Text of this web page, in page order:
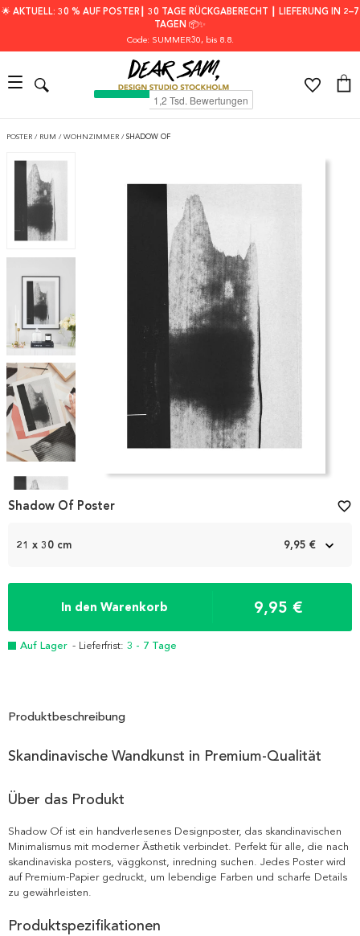
🌟 AKTUELL: 30 % AUF POSTER┃ 30 TAGE RÜCKGABERECHT ┃ LIEFERUNG IN 2–7
TAGEN 📦✨
Code: SUMMER30, bis 8.8.
POSTER / RUM / WOHNZIMMER / SHADOW OF
1
21 x 30 cm 9,95 €
In den Warenkorb 9,95 €
Auf Lager - Lieferfrist: 3 - 7 Tage
Shadow Of Poster favorite_border
Produktbeschreibung
Skandinavische Wandkunst in Premium-Qualität
Über das Produkt
Shadow Of ist ein handverlesenes Designposter, das skandinavischen
Minimalismus mit moderner Ästhetik verbindet. Perfekt für alle, die nach
skandinaviska posters, väggkonst, inredning suchen. Jedes Poster wird
auf Premium-Papier gedruckt, um lebendige Farben und scharfe Details
zu gewährleisten.
Produktspezifikationen